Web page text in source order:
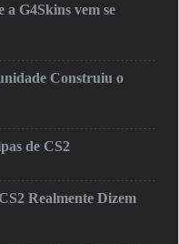
a G4Skins vem se
Construiu o
de CS2
Realmente Dizem